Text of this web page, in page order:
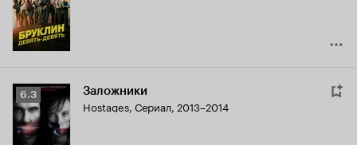
8.3
Рейтинг
Кинопоиска
6.3
6.3 Заложники
Hostages, Сериал, 2013–2014